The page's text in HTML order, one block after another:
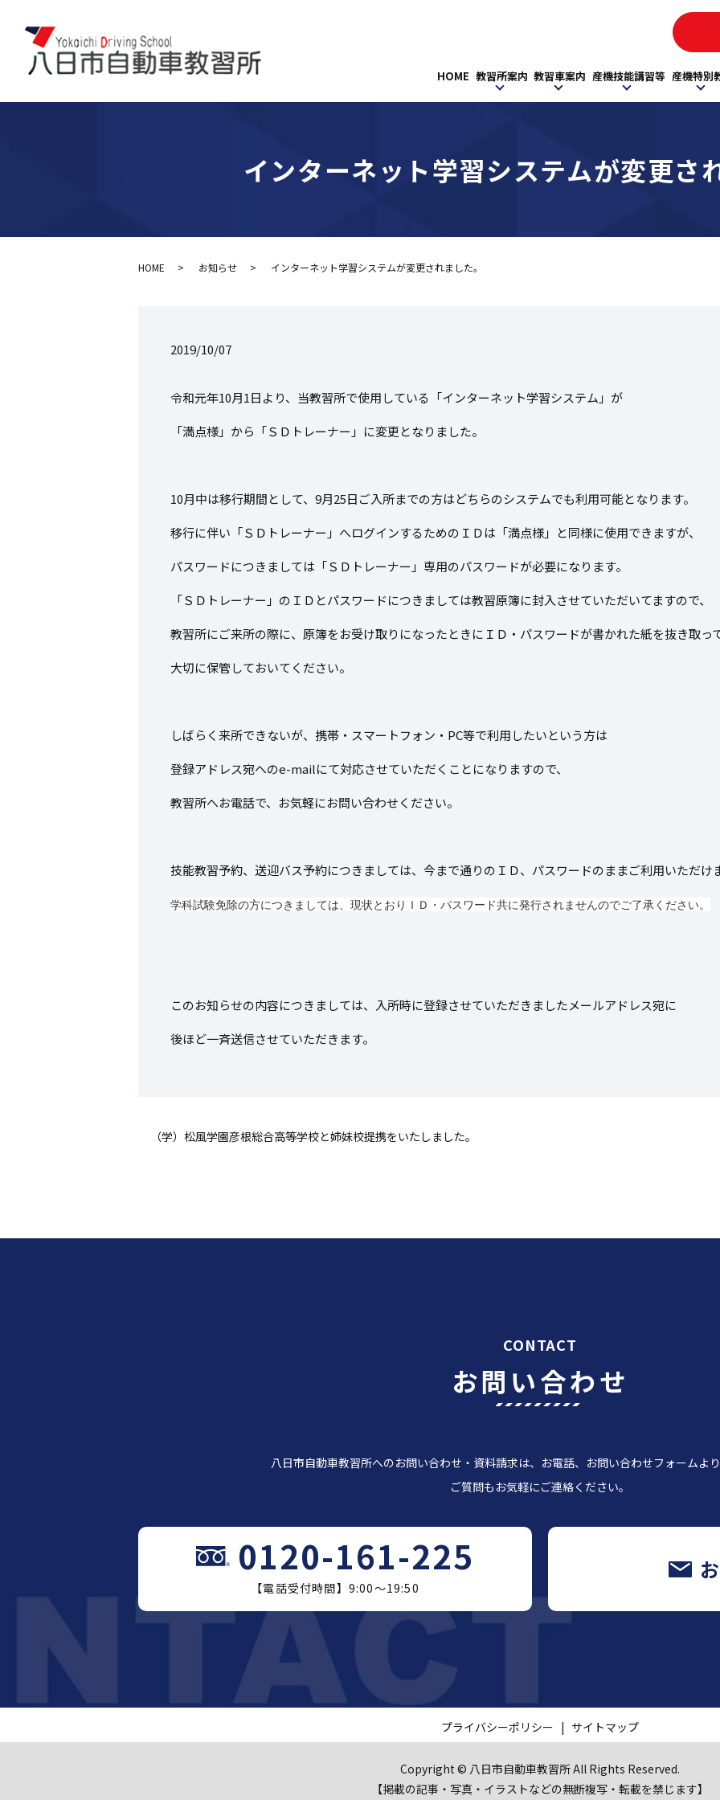
HOME 教習所案内 教習車案内 産機技能講習等 産機特別
インターネット学習システムが変更さ
HOME お知らせ インターネット学習システムが変更されました。
2019/10/07
令和元年10月1日より、当教習所で使用している「インターネット学習システム」が
「満点様」から「ＳＤトレーナー」に変更となりました。
10月中は移行期間として、9月25日ご入所までの方はどちらのシステムでも利用可能となります。
移行に伴い「ＳＤトレーナー」へログインするためのＩＤは「満点様」と同様に使用できますが、
パスワードにつきましては「ＳＤトレーナー」専用のパスワードが必要になります。
「ＳＤトレーナー」のＩＤとパスワードにつきましては教習原簿に封入させていただいてますので、
教習所にご来所の際に、原簿をお受け取りになったときにＩＤ・パスワードが書かれた紙を抜き取っ
大切に保管しておいてください。
しばらく来所できないが、携帯・スマートフォン・PC等で利用したいという方は
登録アドレス宛へのe-mailにて対応させていただくことになりますので、
教習所へお電話で、お気軽にお問い合わせください。
技能教習予約、送迎バス予約につきましては、今まで通りのＩＤ、パスワードのままご利用いただけ
学科試験免除の方につきましては、現状とおりＩＤ・パスワード共に発行されませんのでご了承ください。
このお知らせの内容につきましては、入所時に登録させていただきましたメールアドレス宛に
後ほど一斉送信させていただきます。
（学）松風学園彦根総合高等学校と姉妹校提携をいたしました。
CONTACT
お問い合わせ
八日市自動車教習所へのお問い合わせ・資料請求は、お電話、お問い合わせフォームよ
ご質問もお気軽にご連絡ください。
0120-161-225
【電話受付時間】9:00～19:50
プライバシーポリシー サイトマップ
Copyright © 八日市自動車教習所 All Rights Reserved.
【掲載の記事・写真・イラストなどの無断複写・転載を禁じます】